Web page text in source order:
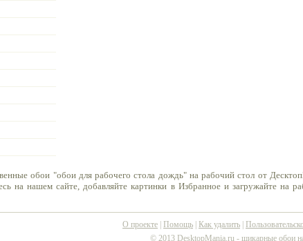
обои "обои для рабочего стола дождь" на рабочий стол от
на нашем сайте, добавляйте картинки в Избранное и загружайте на
О проекте Помощь Как удалить
© 2013 DesktopMania.ru - шикарные обои